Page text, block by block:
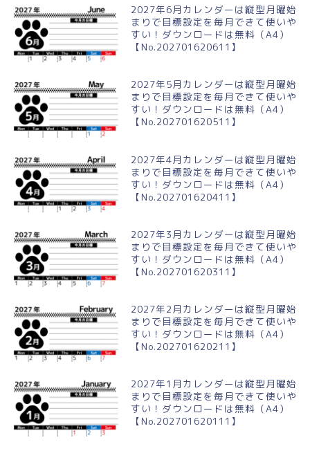
2027年6月カレンダーは縦型月曜始
まりで目標設定を毎月できて使いや
すい！ダウンロードは無料（A4）
【No.202701620611】
2027年5月カレンダーは縦型月曜始
まりで目標設定を毎月できて使いや
すい！ダウンロードは無料（A4）
【No.202701620511】
2027年4月カレンダーは縦型月曜始
まりで目標設定を毎月できて使いや
すい！ダウンロードは無料（A4）
【No.202701620411】
2027年3月カレンダーは縦型月曜始
まりで目標設定を毎月できて使いや
すい！ダウンロードは無料（A4）
【No.202701620311】
2027年2月カレンダーは縦型月曜始
まりで目標設定を毎月できて使いや
すい！ダウンロードは無料（A4）
【No.202701620211】
2027年1月カレンダーは縦型月曜始
まりで目標設定を毎月できて使いや
すい！ダウンロードは無料（A4）
【No.202701620111】